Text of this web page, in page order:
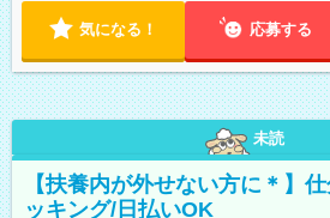
気になる！ 応募する
未読
【扶養内が外せない方に＊】
ッキング/日払いOK